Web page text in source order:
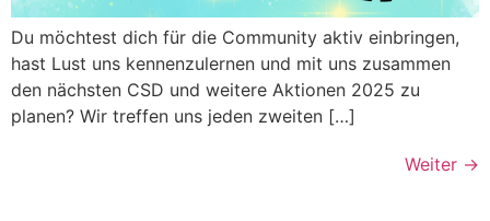
Du möchtest dich für die Community aktiv einbringen,
hast Lust uns kennenzulernen und mit uns zusammen
den nächsten CSD und weitere Aktionen 2025 zu
planen? Wir treffen uns jeden zweiten […]
Weiter →